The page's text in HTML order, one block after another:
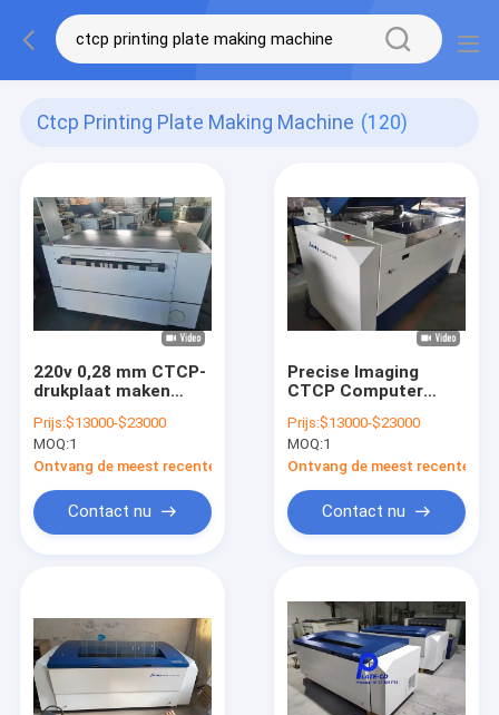
Ctcp Printing Plate Making Machine (120)
220v 0,28 mm CTCP-
drukplaat maken
fotopolymer plaat
maken machine
Prijs:$13000-$23000
MOQ:1
Ontvang de meest recente Prijs
Contact nu
Precise Imaging
CTCP Computer
Printing Plate Making
Machine
Prijs:$13000-$23000
MOQ:1
Ontvang de meest recente
Contact nu